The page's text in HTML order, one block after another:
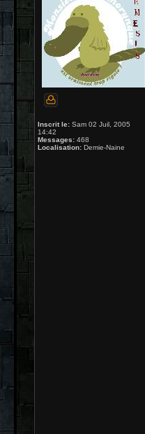
Inscrit le: Sam 02 Juil, 2005
14:42
Messages: 468
Localisation: Demie-Naine